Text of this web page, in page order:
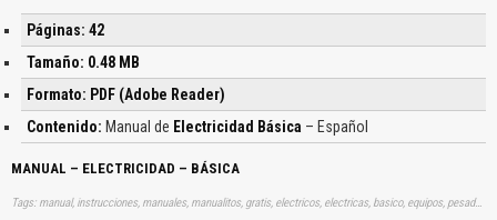
Páginas: 42
Tamaño: 0.48 MB
Formato: PDF (Adobe Reader)
Contenido: Manual de Electricidad Básica – Español
MANUAL – ELECTRICIDAD – BÁSICA
Tags: manual, instrucciones, manuales, manualitos, gratis, electricos, electricas, basico, equipos, pesados, aprender, descargas